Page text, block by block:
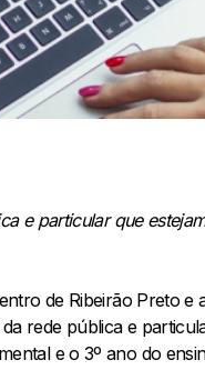
e particular que
de Ribeirão Preto e
rede pública e
e o 3º ano do